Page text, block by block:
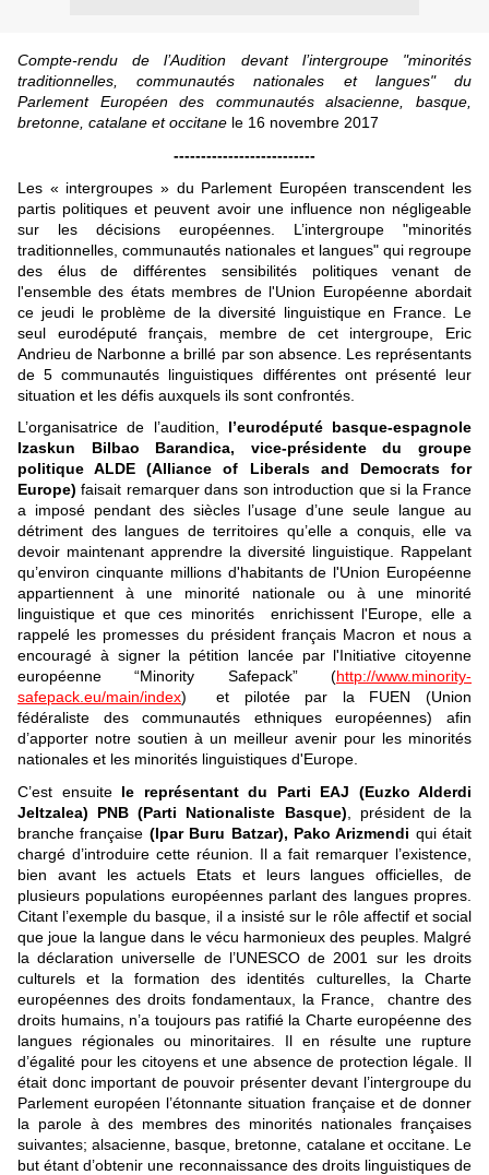
Compte-rendu de l’Audition devant l’intergroupe "minorités
traditionnelles, communautés nationales et langues" du
Parlement Européen des communautés alsacienne, basque,
bretonne, catalane et occitane le 16 novembre 2017
--------------------------
Les « intergroupes » du Parlement Européen transcendent les
partis politiques et peuvent avoir une influence non négligeable
sur les décisions européennes. L’intergroupe "minorités
traditionnelles, communautés nationales et langues" qui regroupe
des élus de différentes sensibilités politiques venant de
l'ensemble des états membres de l'Union Européenne abordait
ce jeudi le problème de la diversité linguistique en France. Le
seul eurodéputé français, membre de cet intergroupe, Eric
Andrieu de Narbonne a brillé par son absence. Les représentants
de 5 communautés linguistiques différentes ont présenté leur
situation et les défis auxquels ils sont confrontés.
L’organisatrice de l’audition, l’eurodéputé basque-espagnole
Izaskun Bilbao Barandica, vice-présidente du groupe
politique ALDE (Alliance of Liberals and Democrats for
Europe) faisait remarquer dans son introduction que si la France
a imposé pendant des siècles l’usage d’une seule langue au
détriment des langues de territoires qu’elle a conquis, elle va
devoir maintenant apprendre la diversité linguistique. Rappelant
qu’environ cinquante millions d'habitants de l'Union Européenne
appartiennent à une minorité nationale ou à une minorité
linguistique et que ces minorités enrichissent l'Europe, elle a
rappelé les promesses du président français Macron et nous a
encouragé à signer la pétition lancée par l'Initiative citoyenne
européenne “Minority Safepack” (http://www.minority-
safepack.eu/main/index) et pilotée par la FUEN (Union
fédéraliste des communautés ethniques européennes) afin
d’apporter notre soutien à un meilleur avenir pour les minorités
nationales et les minorités linguistiques d'Europe.
C’est ensuite le représentant du Parti EAJ (Euzko Alderdi
Jeltzalea) PNB (Parti Nationaliste Basque) , président de la
branche française (Ipar Buru Batzar), Pako Arizmendi qui était
chargé d’introduire cette réunion. Il a fait remarquer l’existence,
bien avant les actuels Etats et leurs langues officielles, de
plusieurs populations européennes parlant des langues propres.
Citant l’exemple du basque, il a insisté sur le rôle affectif et social
que joue la langue dans le vécu harmonieux des peuples. Malgré
la déclaration universelle de l’UNESCO de 2001 sur les droits
culturels et la formation des identités culturelles, la Charte
européennes des droits fondamentaux, la France, chantre des
droits humains, n’a toujours pas ratifié la Charte européenne des
langues régionales ou minoritaires. Il en résulte une rupture
d’égalité pour les citoyens et une absence de protection légale. Il
était donc important de pouvoir présenter devant l’intergroupe du
Parlement européen l’étonnante situation française et de donner
la parole à des membres des minorités nationales françaises
suivantes; alsacienne, basque, bretonne, catalane et occitane. Le
but étant d’obtenir une reconnaissance des droits linguistiques de